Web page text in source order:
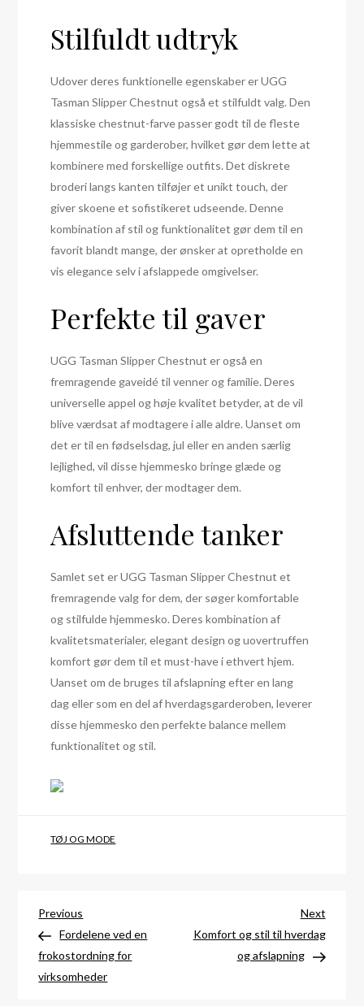
Stilfuldt udtryk
Udover deres funktionelle egenskaber er UGG
Tasman Slipper Chestnut også et stilfuldt valg. Den
klassiske chestnut-farve passer godt til de fleste
hjemmestile og garderober, hvilket gør dem lette at
kombinere med forskellige outfits. Det diskrete
broderi langs kanten tilføjer et unikt touch, der
giver skoene et sofistikeret udseende. Denne
kombination af stil og funktionalitet gør dem til en
favorit blandt mange, der ønsker at opretholde en
vis elegance selv i afslappede omgivelser.
Perfekte til gaver
UGG Tasman Slipper Chestnut er også en
fremragende gaveidé til venner og familie. Deres
universelle appel og høje kvalitet betyder, at de vil
blive værdsat af modtagere i alle aldre. Uanset om
det er til en fødselsdag, jul eller en anden særlig
lejlighed, vil disse hjemmesko bringe glæde og
komfort til enhver, der modtager dem.
Afsluttende tanker
Samlet set er UGG Tasman Slipper Chestnut et
fremragende valg for dem, der søger komfortable
og stilfulde hjemmesko. Deres kombination af
kvalitetsmaterialer, elegant design og uovertruffen
komfort gør dem til et must-have i ethvert hjem.
Uanset om de bruges til afslapning efter en lang
dag eller som en del af hverdagsgarderoben, leverer
disse hjemmesko den perfekte balance mellem
funktionalitet og stil.
TØJ OG MODE
Indlægsnavigation
Previous
Post
Previous
Fordelene ved en
frokostordning for
virksomheder
Next
Post
Next
Komfort og stil til hverdag
og afslapning